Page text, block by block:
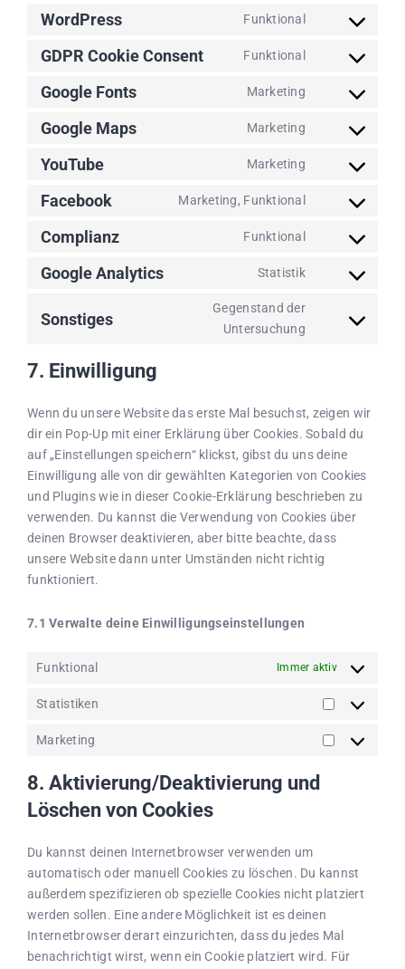
WordPress Funktional
Consent
wordpress
GDPR Cookie Consent Funktional
Consent
gdpr-
consent
Google Fonts Marketing
Consent
google-
Google Maps Marketing
Consent
google-
YouTube Marketing
Consent
youtube
Facebook Marketing, Funktional
Consent
facebook
Complianz Funktional
Consent
Google Analytics Statistik
Consent
service
Sonstiges
Gegenstand der
Untersuchung
Consent
7. Einwilligung
Wenn du unsere Website das erste Mal besuchst, zeigen wir
dir ein Pop-Up mit einer Erklärung über Cookies. Sobald du
auf „Einstellungen speichern“ klickst, gibst du uns deine
Einwilligung alle von dir gewählten Kategorien von Cookies
und Plugins wie in dieser Cookie-Erklärung beschrieben zu
verwenden. Du kannst die Verwendung von Cookies über
deinen Browser deaktivieren, aber bitte beachte, dass
unsere Website dann unter Umständen nicht richtig
funktioniert.
7.1 Verwalte deine Einwilligungseinstellungen
Funktional Immer aktiv
Statistiken
Statistiken
Marketing
Marketing
8. Aktivierung/Deaktivierung und
Löschen von Cookies
Du kannst deinen Internetbrowser verwenden um
automatisch oder manuell Cookies zu löschen. Du kannst
außerdem spezifizieren ob spezielle Cookies nicht platziert
werden sollen. Eine andere Möglichkeit ist es deinen
Internetbrowser derart einzurichten, dass du jedes Mal
benachrichtigt wirst, wenn ein Cookie platziert wird. Für